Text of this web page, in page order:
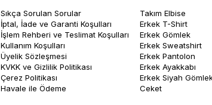
Sıkça Sorulan Sorular
İptal, İade ve Garanti Koşulları
İşlem Rehberi ve Teslimat Koşulları
Kullanım Koşulları
Üyelik Sözleşmesi
KVKK ve Gizlilik Politikası
Çerez Politikası
Havale ile Ödeme
Takım Elbise
Erkek T-Shirt
Erkek Gömlek
Erkek Sweatshirt
Erkek Pantolon
Erkek Ayakkabı
Erkek Siyah
Ceket